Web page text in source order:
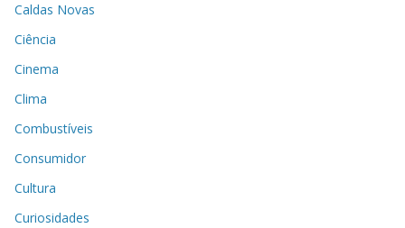
Caldas Novas
Ciência
Cinema
Clima
Combustíveis
Consumidor
Cultura
Curiosidades